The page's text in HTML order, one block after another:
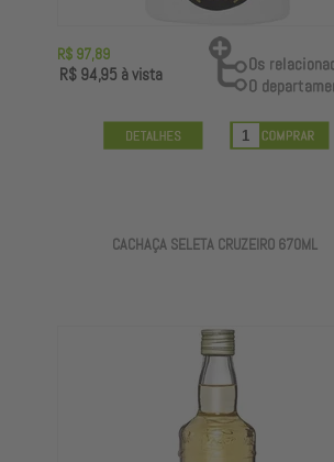
R$ 97,89
R$ 94,95 à vista
CACHAÇA SELETA CRUZEIRO 670ML